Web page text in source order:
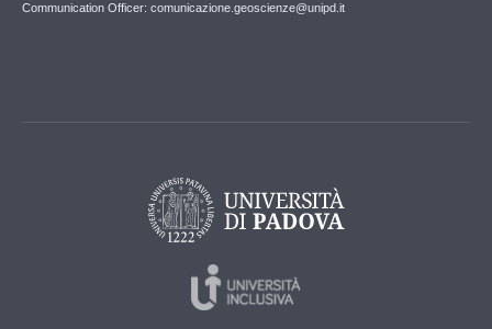
Communication Officer: comunicazione.geoscienze@unipd.it